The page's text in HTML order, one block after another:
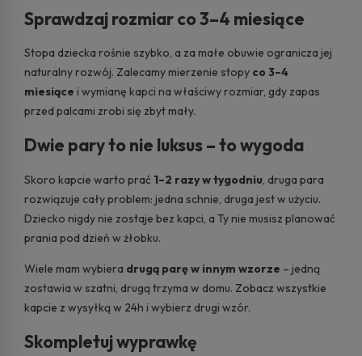
Sprawdzaj rozmiar co 3–4 miesiące
Stopa dziecka rośnie szybko, a za małe obuwie ogranicza jej
naturalny rozwój. Zalecamy mierzenie stopy co 3–4
miesiące i wymianę kapci na właściwy rozmiar, gdy zapas
przed palcami zrobi się zbyt mały.
Dwie pary to nie luksus – to wygoda
Skoro kapcie warto prać 1–2 razy w tygodniu, druga para
rozwiązuje cały problem: jedna schnie, druga jest w użyciu.
Dziecko nigdy nie zostaje bez kapci, a Ty nie musisz planować
prania pod dzień w żłobku.
Wiele mam wybiera drugą parę w innym wzorze – jedną
zostawia w szatni, drugą trzyma w domu. Zobacz wszystkie
kapcie z wysyłką w 24h i wybierz drugi wzór.
Skompletuj wyprawkę